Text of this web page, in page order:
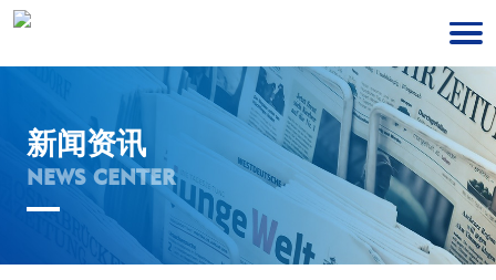
新闻资讯
NEWS CENTER